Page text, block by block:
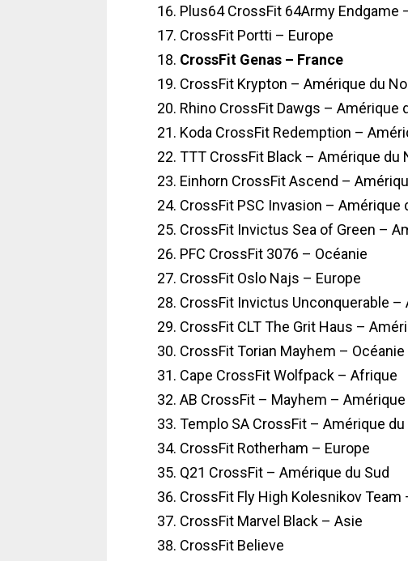
Plus64 CrossFit 64Army Endgame
CrossFit Portti – Europe
CrossFit Genas – France
CrossFit Krypton – Amérique du
Rhino CrossFit Dawgs – Amérique
Koda CrossFit Redemption –
TTT CrossFit Black – Amérique du
Einhorn CrossFit Ascend –
CrossFit PSC Invasion – Amérique
CrossFit Invictus Sea of Green –
PFC CrossFit 3076 – Océanie
CrossFit Oslo Najs – Europe
CrossFit Invictus Unconquerable –
CrossFit CLT The Grit Haus –
CrossFit Torian Mayhem – Océanie
Cape CrossFit Wolfpack – Afrique
AB CrossFit – Mayhem –
Templo SA CrossFit – Amérique du
CrossFit Rotherham – Europe
Q21 CrossFit – Amérique du Sud
CrossFit Fly High Kolesnikov Team
CrossFit Marvel Black – Asie
CrossFit Believe